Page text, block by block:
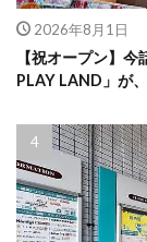
2026年8月1日
【祝オープン】
PLAY LAND」が